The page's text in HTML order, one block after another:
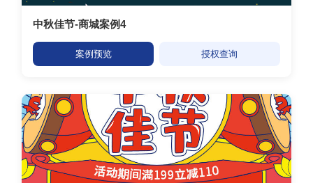
中秋佳节-商城案例4
案例预览 授权查询